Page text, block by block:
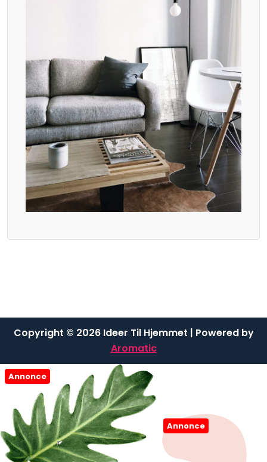
Copyright © 2026 Ideer Til Hjemmet | Powered by
Aromatic
Annonce
Annonce